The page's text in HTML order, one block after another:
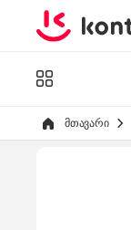
Skip to Content
მთავარი